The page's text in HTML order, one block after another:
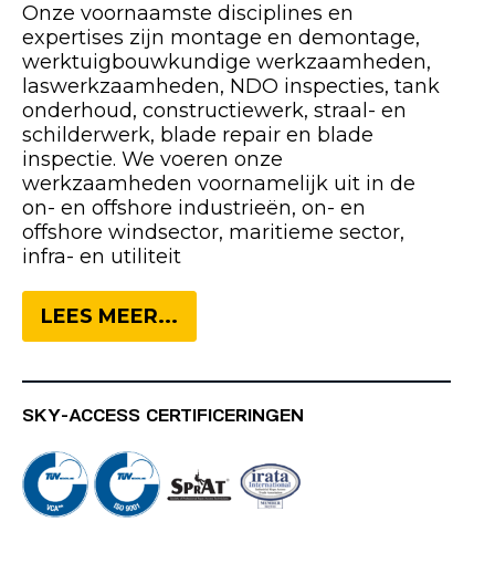
Onze voornaamste disciplines en
expertises zijn montage en demontage,
werktuigbouwkundige werkzaamheden,
laswerkzaamheden, NDO inspecties, tank
onderhoud, constructiewerk, straal- en
schilderwerk, blade repair en blade
inspectie. We voeren onze
werkzaamheden voornamelijk uit in de
on- en offshore industrieën, on- en
offshore windsector, maritieme sector,
infra- en utiliteit
LEES MEER...
SKY-ACCESS CERTIFICERINGEN